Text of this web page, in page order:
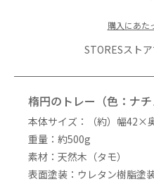
購入にあた
STORESスト
楕円のトレー（色：ナチ
本体サイズ：（約）幅42×
重量：約500g
素材：天然木（タモ）
表面塗装：ウレタン樹脂塗